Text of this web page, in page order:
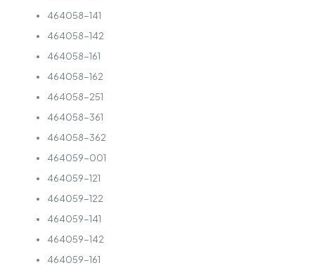
464058-141
464058-142
464058-161
464058-162
464058-251
464058-361
464058-362
464059-001
464059-121
464059-122
464059-141
464059-142
464059-161